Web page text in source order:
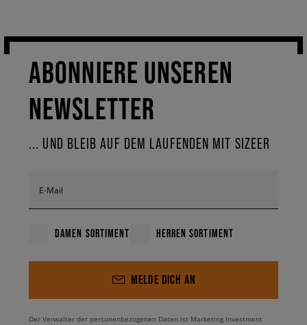
ABONNIERE UNSEREN
NEWSLETTER
... UND BLEIB AUF DEM LAUFENDEN MIT SIZEER
E-Mail
DAMEN SORTIMENT HERREN SORTIMENT
MELDE DICH AN
Der Verwalter der personenbezogenen Daten ist Marketing Investment